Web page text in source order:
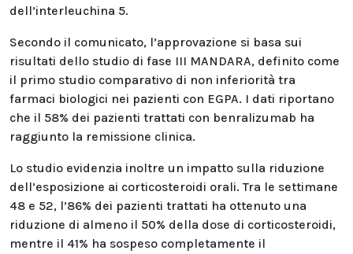
dell’interleuchina 5.
Secondo il comunicato, l’approvazione si basa sui
risultati dello studio di fase III MANDARA, definito come
il primo studio comparativo di non inferiorità tra
farmaci biologici nei pazienti con EGPA. I dati riportano
che il 58% dei pazienti trattati con benralizumab ha
raggiunto la remissione clinica.
Lo studio evidenzia inoltre un impatto sulla riduzione
dell’esposizione ai corticosteroidi orali. Tra le settimane
48 e 52, l’86% dei pazienti trattati ha ottenuto una
riduzione di almeno il 50% della dose di corticosteroidi,
mentre il 41% ha sospeso completamente il